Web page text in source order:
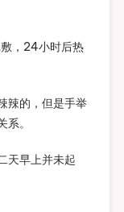
，24小时后热
辣的，但是手举
。
天早上并未起